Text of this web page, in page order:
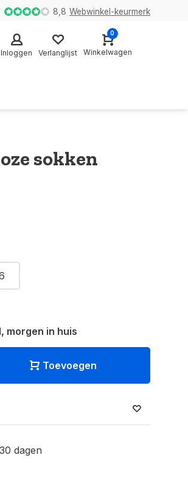
8,8 Webwinkel-keurmerk
Inloggen Verlanglijst
0
Winkelwagen
sokken
morgen in huis
Toevoegen
dagen